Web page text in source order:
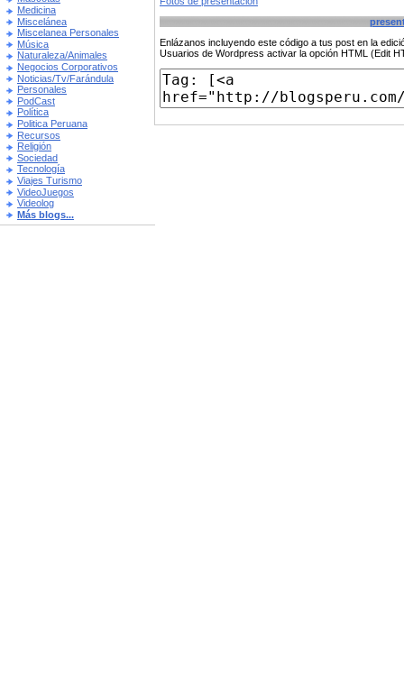
Medicina
Miscelánea
Miscelanea Personales
Música
Naturaleza/Animales
Negocios Corporativos
Noticias/Tv/Farándula
Personales
PodCast
Política
Politica Peruana
Recursos
Religión
Sociedad
Tecnología
Viajes Turismo
VideoJuegos
Videolog
Más blogs...
Enlázanos incluyendo este código a tus post en la
Usuarios de Wordpress activar la opción HTML (Edit